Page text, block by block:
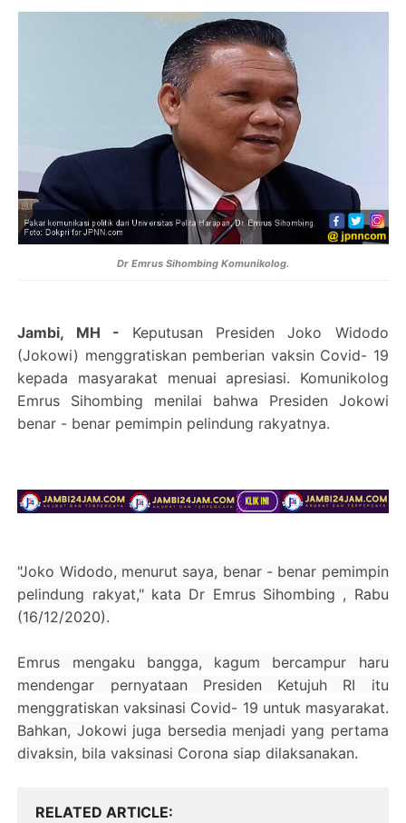
Dr Emrus Sihombing Komunikolog.
Jambi, MH - Keputusan Presiden Joko Widodo
(Jokowi) menggratiskan pemberian vaksin Covid- 19
kepada masyarakat menuai apresiasi. Komunikolog
Emrus Sihombing menilai bahwa Presiden Jokowi
benar - benar pemimpin pelindung rakyatnya.
"Joko Widodo, menurut saya, benar - benar pemimpin
pelindung rakyat," kata Dr Emrus Sihombing , Rabu
(16/12/2020).
Emrus mengaku bangga, kagum bercampur haru
mendengar pernyataan Presiden Ketujuh RI itu
menggratiskan vaksinasi Covid- 19 untuk masyarakat.
Bahkan, Jokowi juga bersedia menjadi yang pertama
divaksin, bila vaksinasi Corona siap dilaksanakan.
RELATED ARTICLE